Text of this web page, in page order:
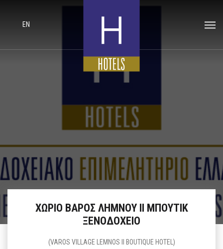
EN
ΧΩΡΙΟ ΒΑΡΟΣ ΛΗΜΝΟΥ II ΜΠΟΥΤΙΚ
ΞΕΝΟΔΟΧΕΙΟ
(VAROS VILLAGE LEMNOS II BOUTIQUE HOTEL)